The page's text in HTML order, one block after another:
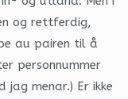
og rettferdig,
au pairen til å
personnummer
menar.) Er ikke